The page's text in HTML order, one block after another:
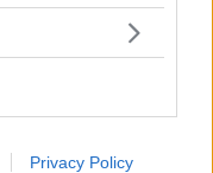
Privacy Policy